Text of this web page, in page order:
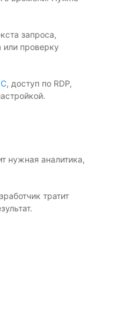
запроса,
или проверку
, доступ по RDP,
нужная аналитика,
тратит